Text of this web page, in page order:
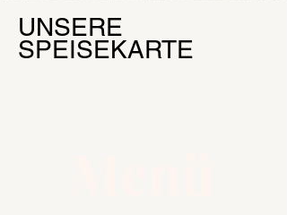
UNSERE
SPEISEKARTE